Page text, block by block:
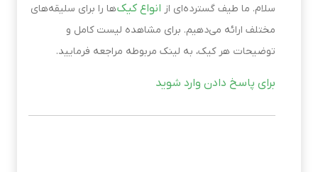
سلام. ما طیف گسترده‌ای از انواع کیک‌ها را برای سلیقه‌های
مختلف ارائه می‌دهیم. برای مشاهده لیست کامل و
توضیحات هر کیک، به لینک مربوطه مراجعه فرمایید.
برای پاسخ دادن وارد شوید